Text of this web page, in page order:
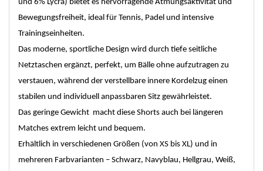
und 6% Lycra) bietet es hervorragende Atmungsaktivität und
Bewegungsfreiheit, ideal für Tennis, Padel und intensive
Trainingseinheiten.
Das moderne, sportliche Design wird durch tiefe seitliche
Netztaschen ergänzt, perfekt, um Bälle ohne aufzutragen zu
verstauen, während der verstellbare innere Kordelzug einen
stabilen und individuell anpassbaren Sitz gewährleistet.
Das geringe Gewicht macht diese Shorts auch bei längeren
Matches extrem leicht und bequem.
Erhältlich in verschiedenen Größen (von XS bis XL) und in
mehreren Farbvarianten – Schwarz, Navyblau, Hellgrau, Weiß,